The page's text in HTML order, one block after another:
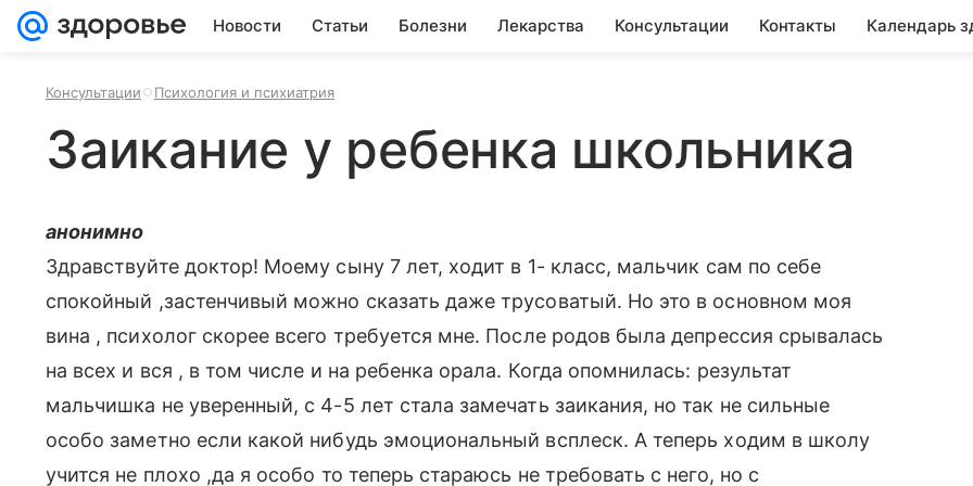
Новости Статьи Болезни Лекарства Консультации Контакты Календарь
Консультации Психология и психиатрия
Заикание у ребенка школьника
анонимно
Здравствуйте доктор! Моему сыну 7 лет, ходит в 1- класс, мальчик сам по себе
спокойный ,застенчивый можно сказать даже трусоватый. Но это в основном моя
вина , психолог скорее всего требуется мне. После родов была депрессия срывалась
на всех и вся , в том числе и на ребенка орала. Когда опомнилась: результат
мальчишка не уверенный, с 4-5 лет стала замечать заикания, но так не сильные
особо заметно если какой нибудь эмоциональный всплеск. А теперь ходим в школу
учится не плохо ,да я особо то теперь стараюсь не требовать с него, но с